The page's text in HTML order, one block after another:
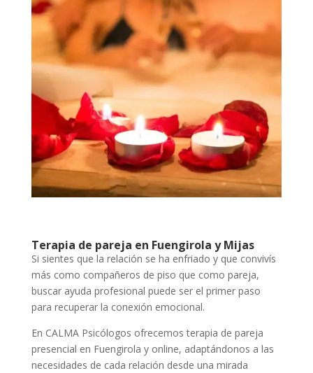
Terapia de pareja en Fuengirola y Mijas
Si sientes que la relación se ha enfriado y que convivís
más como compañeros de piso que como pareja,
buscar ayuda profesional puede ser el primer paso
para recuperar la conexión emocional.
En CALMA Psicólogos ofrecemos terapia de pareja
presencial en Fuengirola y online, adaptándonos a las
necesidades de cada relación desde una mirada